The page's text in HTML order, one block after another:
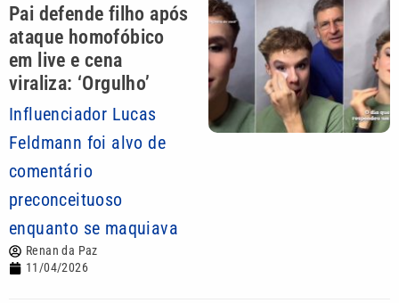
Pai defende filho após
ataque homofóbico
em live e cena
viraliza: ‘Orgulho’
Influenciador Lucas
Feldmann foi alvo de
comentário
preconceituoso
enquanto se maquiava
Renan da Paz
11/04/2026